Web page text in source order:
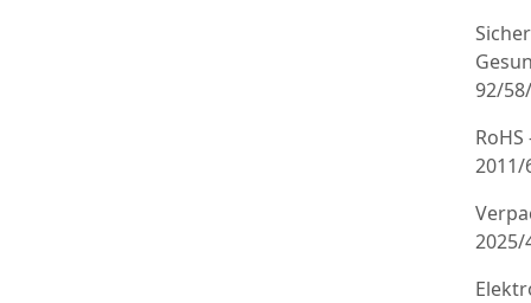
92/
2011/
2025/